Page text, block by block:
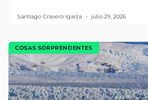
Santiago Cravero Igarza julio 29, 2026
COSAS SORPRENDENTES